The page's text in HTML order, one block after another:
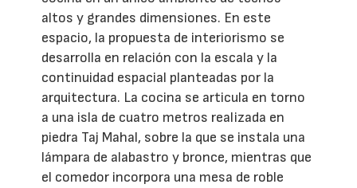
altos y grandes dimensiones. En este
espacio, la propuesta de interiorismo se
desarrolla en relación con la escala y la
continuidad espacial planteadas por la
arquitectura. La cocina se articula en torno
a una isla de cuatro metros realizada en
piedra Taj Mahal, sobre la que se instala una
lámpara de alabastro y bronce, mientras que
el comedor incorpora una mesa de roble